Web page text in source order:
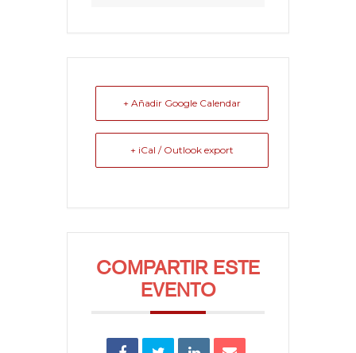
+ Añadir Google Calendar
+ iCal / Outlook export
COMPARTIR ESTE
EVENTO